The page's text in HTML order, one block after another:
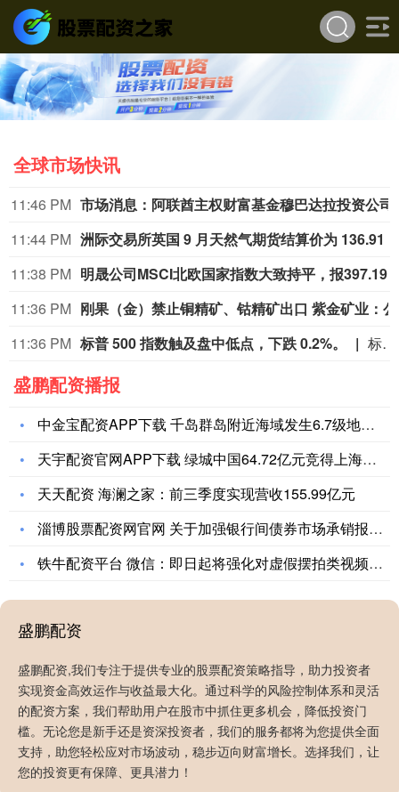
全球市场快讯
11:46 PM
11:44 PM
11:38 PM
11:36 PM
11:36 PM 标普 500 指数触及盘中低点，下跌 0.2%。 标普 500 指数触及盘中低点，下跌 0.2%。
盛鹏配资播报
中金宝配资APP下载 千岛群岛附近海域发生6.7级地震，震源
天宇配资官网APP下载 绿城中国64.72亿元竞得上海虹口北
天天配资 海澜之家：前三季度实现营收155.99亿元
淄博股票配资网官网 关于加强银行间债券市场承销报价自律管理的
铁牛配资平台 微信：即日起将强化对虚假摆拍类视频的规范治理
盛鹏配资
盛鹏配资,我们专注于提供专业的股票配资策略指导，助力投资者
实现资金高效运作与收益最大化。通过科学的风险控制体系和灵活
的配资方案，我们帮助用户在股市中抓住更多机会，降低投资门
槛。无论您是新手还是资深投资者，我们的服务都将为您提供全面
支持，助您轻松应对市场波动，稳步迈向财富增长。选择我们，让
您的投资更有保障、更具潜力！
日进金配资 买台洗碗机惹得老公怒砸客厅, 妻子离家出走 原
因真是心酸